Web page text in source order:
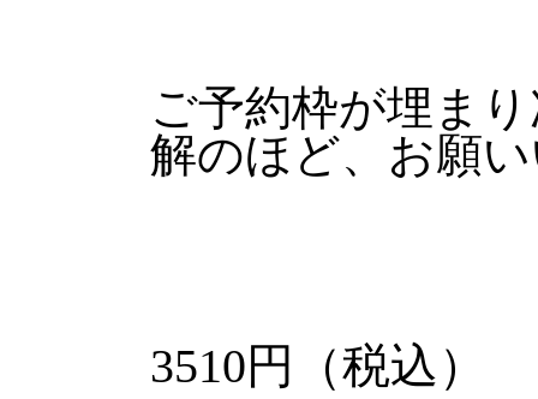
ご予約枠が埋ま
解のほど、お願
3510円（税込）